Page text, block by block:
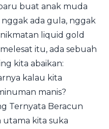
buat anak muda
nggak ada gula, nggak
liquid gold
itu, ada sebuah
kita abaikan:
kalau kita
manis?
Ternyata Beracun
utama kita suka